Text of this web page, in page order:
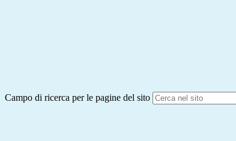
Campo di ricerca per le pagine del sito